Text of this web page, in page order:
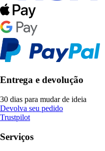
Entrega e devolução
30 dias para mudar de ideia
Devolva seu pedido
Trustpilot
Serviços